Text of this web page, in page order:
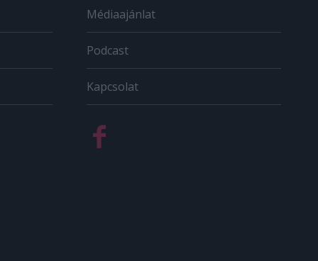
Médiaajánlat
Podcast
Kapcsolat